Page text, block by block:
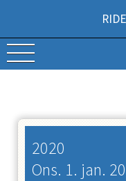
2020
Ons. 1. jan.